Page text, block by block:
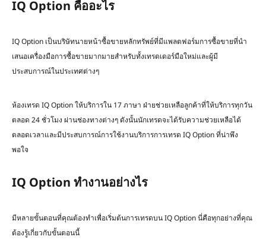
IQ Option คืออะไร
IQ Option เป็นบริษัทนายหน้าซื้อขายหลักทรัพย์ที่มีแพลตฟอร์มการซื้อขายที่นำ
เสนอเครื่องมือการซื้อขายมากมายสำหรับทั้งเทรดเดอร์มือใหม่และผู้มี
ประสบการณ์ในประเทศต่างๆ
ห้องเทรด IQ Option ให้บริการใน 17 ภาษา ฝ่ายช่วยเหลือลูกค้าที่ให้บริการทุกวัน
ตลอด 24 ชั่วโมง ผ่านช่องทางต่างๆ ดังนั้นนักเทรดจะได้รับความช่วยเหลือได้
ตลอดเวลาและมีประสบการณ์การใช้งานบริการการเทรด IQ Option ที่น่าพึง
พอใจ
IQ Option ทำงานอย่างไร
มีหลายขั้นตอนที่คุณต้องทำเพื่อเริ่มต้นการเทรดบน IQ Option นี่คือทุกอย่างที่คุณ
ต้องรู้เกี่ยวกับขั้นตอนนี้